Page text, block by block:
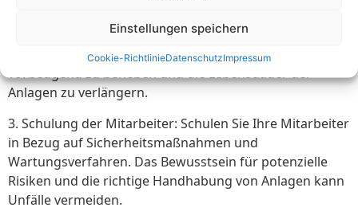
Einstellungen speichern
Cookie-RichtlinieDatenschutzImpressum
Wartungsplan, der regelmäßige Wartungsarbeiten und
Überprüfungen umfasst. Dies hilft, Probleme
vorbeugend zu beheben und die Lebensdauer der
Anlagen zu verlängern.
3. Schulung der Mitarbeiter: Schulen Sie Ihre Mitarbeiter
in Bezug auf Sicherheitsmaßnahmen und
Wartungsverfahren. Das Bewusstsein für potenzielle
Risiken und die richtige Handhabung von Anlagen kann
Unfälle vermeiden.